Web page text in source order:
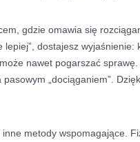
gdzie omawia się
lepiej”, dostajesz
nawet pogarszać
„dociąganiem”.
metody wspomagające.